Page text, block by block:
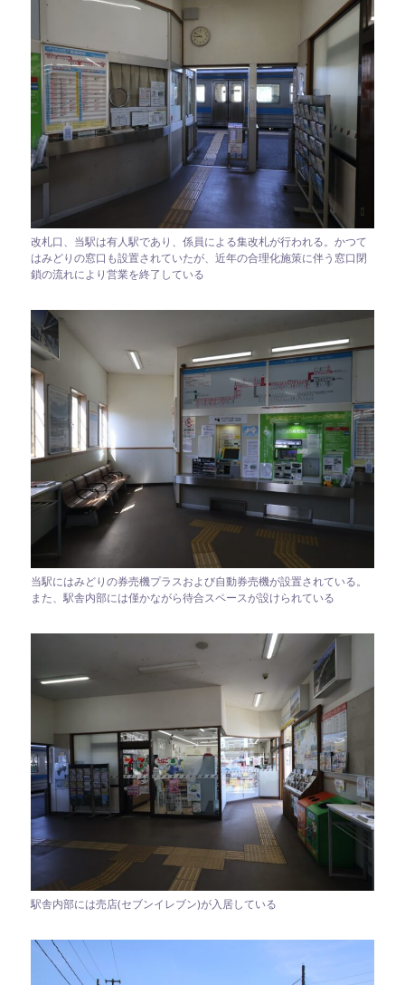
改札口、当駅は有人駅であり、係員による集改札が行われる。かつて
はみどりの窓口も設置されていたが、近年の合理化施策に伴う窓口閉
鎖の流れにより営業を終了している
当駅にはみどりの券売機プラスおよび自動券売機が設置されている。
また、駅舎内部には僅かながら待合スペースが設けられている
駅舎内部には売店(セブンイレブン)が入居している